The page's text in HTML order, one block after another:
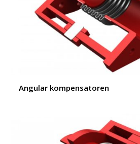
Angular kompensatoren